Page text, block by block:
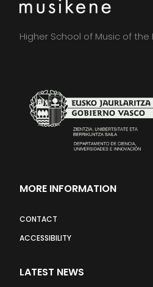
Higher School of Music of
MORE INFORMATION
CONTACT
ACCESSIBILITY
LATEST NEWS